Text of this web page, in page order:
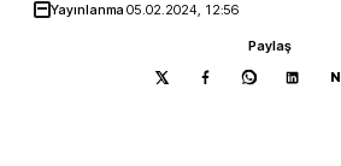
Yayınlanma05.02.2024, 12:56
Paylaş
N